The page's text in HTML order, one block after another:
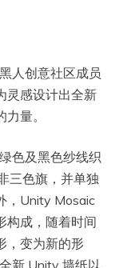
人创意社区成员
灵感设计出全新
量。
色及黑色纱线织
三色旗，并单独
，Unity Mosaic
构成，随着时间
，变为新的形
新 Unity 墙纸以